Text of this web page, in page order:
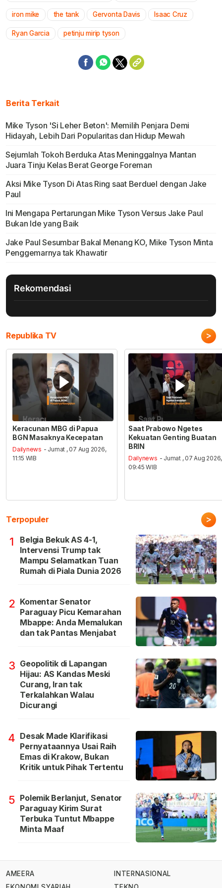
iron mike the tank Gervonta Davis Isaac Cruz
Ryan Garcia petinju mirip tyson
Berita Terkait
Mike Tyson 'Si Leher Beton': Memilih Penjara Demi
Hidayah, Lebih Dari Popularitas dan Hidup Mewah
Sejumlah Tokoh Berduka Atas Meninggalnya Mantan
Juara Tinju Kelas Berat George Foreman
Aksi Mike Tyson Di Atas Ring saat Berduel dengan Jake
Paul
Ini Mengapa Pertarungan Mike Tyson Versus Jake Paul
Bukan Ide yang Baik
Jake Paul Sesumbar Bakal Menang KO, Mike Tyson Minta
Penggemarnya tak Khawatir
Rekomendasi
Republika TV >
Keracunan MBG di Papua
BGN Masaknya Kecepatan
Dailynews - Jumat , 07 Aug 2026,
11:15 WIB
Saat Prabowo Ngetes
Kekuatan Genting Buatan
BRIN
Dailynews - Jumat , 07 Aug 2026,
09:45 WIB
Terpopuler >
1
Belgia Bekuk AS 4-1,
Intervensi Trump tak
Mampu Selamatkan Tuan
Rumah di Piala Dunia 2026
2 Komentar Senator
Paraguay Picu Kemarahan
Mbappe: Anda Memalukan
dan tak Pantas Menjabat
3 Geopolitik di Lapangan
Hijau: AS Kandas Meski
Curang, Iran tak
Terkalahkan Walau
Dicurangi
4 Desak Made Klarifikasi
Pernyataannya Usai Raih
Emas di Krakow, Bukan
Kritik untuk Pihak Tertentu
5 Polemik Berlanjut, Senator
Paraguay Kirim Surat
Terbuka Tuntut Mbappe
Minta Maaf
AMEERA
INTERNASIONAL